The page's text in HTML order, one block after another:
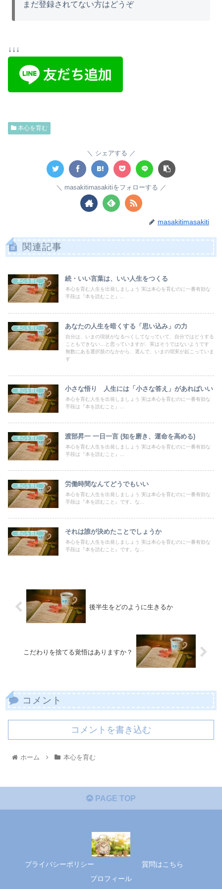
まだ登録されてない方はどうぞ
↓↓↓
本心を育む
シェアする
masakitimasakitiをフォローする
masakitimasakiti
関連記事
本心を育む 続・いい言葉は、いい人生をつくる
本心を育む人生を出発しましょう 実は本心を育むのに一番有効な
手段は『本を読むこと』...
本心を育む あなたの人生を暗くする「思い込み」の力
自分は、いまの現状がなるべくしてなっていて、自分ではどうする
こともできない…と思っていますが、実はそうではないようです
無数にある選択肢のなかから、選んで、いまの現実が起こっていま
す
本心を育む 小さな悟り 人生には「小さな答え」があればいい
本心を育む人生を出発しましょう 実は本心を育むのに一番有効な
手段は『本を読むこと』...
本心を育む 渡部昇一 一日一言 (知を磨き、運命を高める)
本心を育む人生を出発しましょう 実は本心を育むのに一番有効な
手段は『本を読むこと』...
本心を育む 労働時間なんてどうでもいい
本心を育む人生を出発しましょう 実は本心を育むのに一番有効な
手段は『本を読むこと』です。な...
本心を育む それは誰が決めたことでしょうか
本心を育む人生を出発しましょう 実は本心を育むのに一番有効な
手段は『本を読むこと』です。な...
後半生をどのように生きるか
こだわりを捨てる覚悟はありますか？
コメント
コメントを書き込む
ホーム 本心を育む
PAGE TOP
プライバシーポリシー
質問はこちら
プロフィール